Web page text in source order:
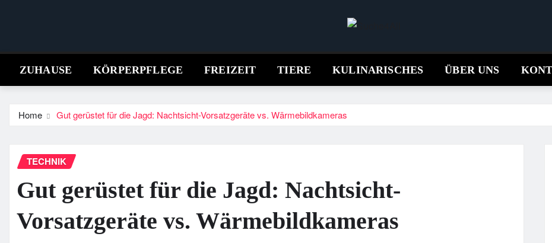
ZUHAUSE KÖRPERPFLEGE FREIZEIT TIERE KULINARISCHES ÜBER UNS
Home Gut gerüstet für die Jagd: Nachtsicht-Vorsatzgeräte vs. Wärmebildkameras
TECHNIK
Gut gerüstet für die Jagd: Nachtsicht-
Vorsatzgeräte vs. Wärmebildkameras